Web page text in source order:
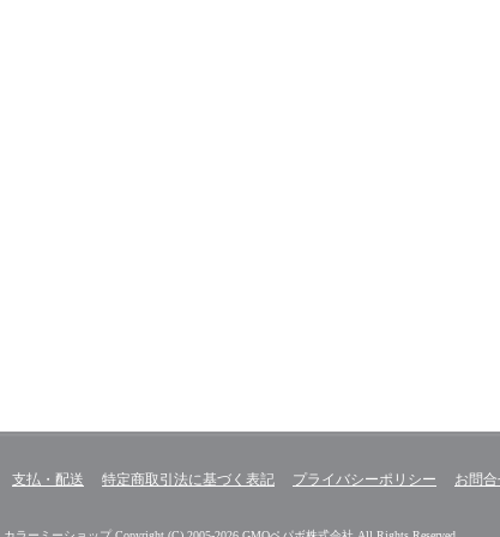
支払・配送 特定商取引法に基づく表記 プライバシーポリシー お問